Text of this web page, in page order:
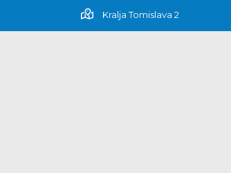
Kralja Tomislava 2